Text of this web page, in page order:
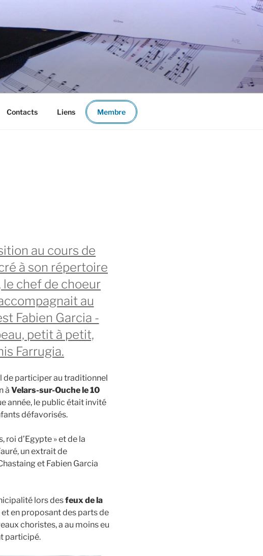
Contacts Liens Membre
au cours de
à son répertoire
chef de choeur
au
Fabien Garcia -
petit à petit,
Farrugia.
de participer au traditionnel
à Velars-sur-Ouche le 10
année, le public était invité
défavorisés.
d’Egypte » et de la
un extrait de
et Fabien Garcia
lors desfeux de la
en proposant des parts de
choristes, a au moins eu
participé.